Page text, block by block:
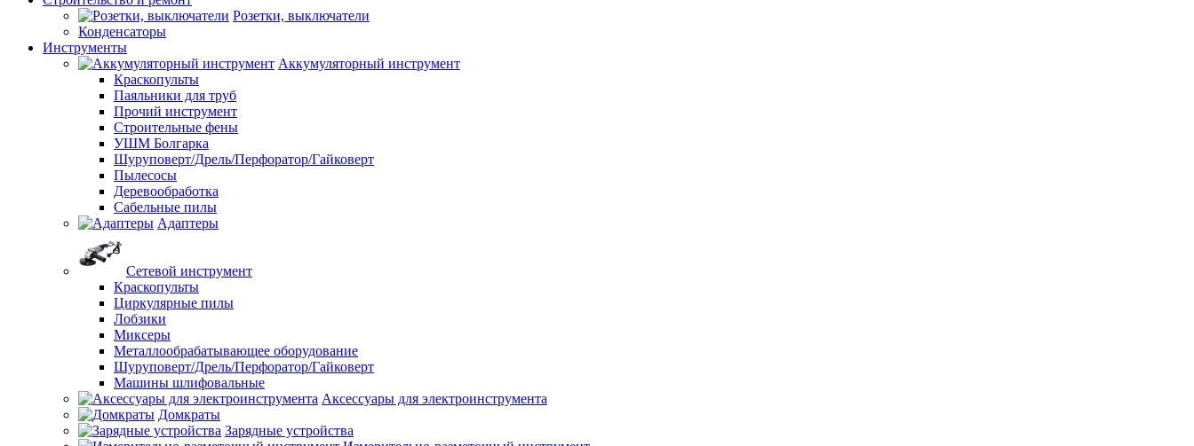
Розетки, выключатели
Конденсаторы
Инструменты
Аккумуляторный инструмент
Краскопульты
Паяльники для труб
Прочий инструмент
Строительные фены
УШМ Болгарка
Шуруповерт/Дрель/Перфоратор/Гайковерт
Пылесосы
Деревообработка
Сабельные пилы
Адаптеры
Сетевой инструмент
Краскопульты
Циркулярные пилы
Лобзики
Миксеры
Металлообрабатывающее оборудование
Шуруповерт/Дрель/Перфоратор/Гайковерт
Машины шлифовальные
Аксессуары для электроинструмента
Домкраты
Зарядные устройства